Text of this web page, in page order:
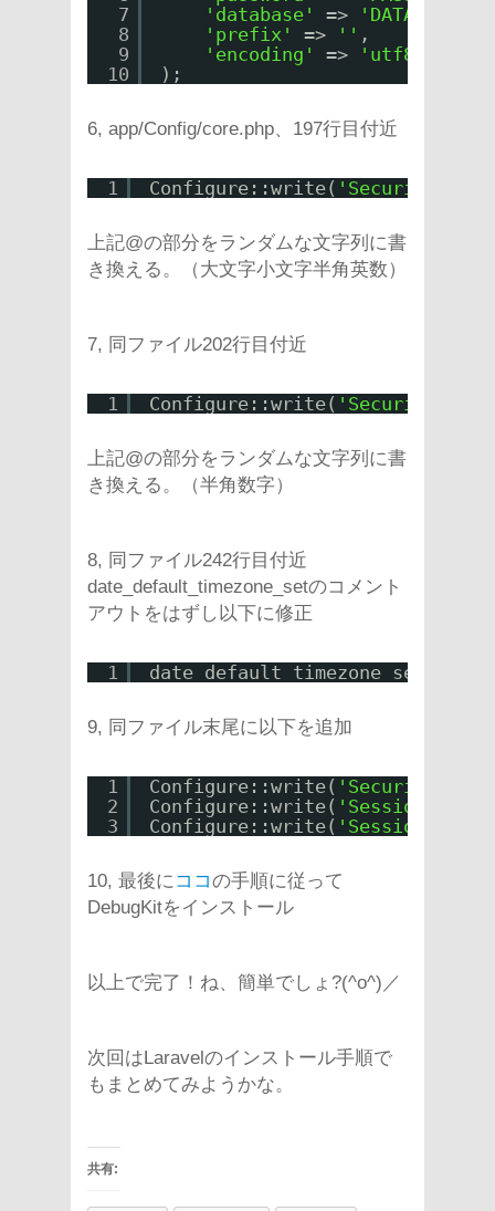
7
8
9
10
'database'
=>
'prefix'
=> '' ,
'encoding'
=> 'utf8'
);
6, app/Config/core.php、197行目付近
1 Configure::write(
上記@の部分をランダムな文字列に書
き換える。（大文字小文字半角英数）
7, 同ファイル202行目付近
1 Configure::write(
上記@の部分をランダムな文字列に書
き換える。（半角数字）
8, 同ファイル242行目付近
date_default_timezone_setのコメント
アウトをはずし以下に修正
1 date_default_timezone_set(
9, 同ファイル末尾に以下を追加
1
2
3
Configure::write(
Configure::write(
Configure::write(
10, 最後にココの手順に従って
DebugKitをインストール
以上で完了！ね、簡単でしょ?(^o^)／
次回はLaravelのインストール手順で
もまとめてみようかな。
共有: